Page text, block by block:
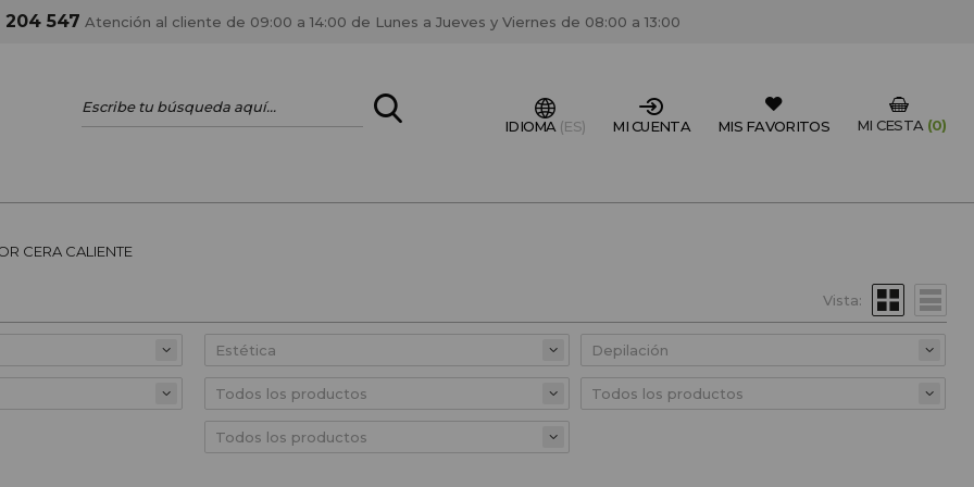
ENTRAR
estar al día en los
Si eres propietario de un centro de peluquería/estétca, puedes registrarte
como tal y disfrutar de descuentos y promociones exclusivas.
CREAR CUENTA PROFESIONAL
204 547 Atención al cliente de 09:00 a 14:00 de Lunes a Jueves y Viernes de 08:00 a 13:00
MI CESTA (0)
MIS FAVORITOS
MI CUENTA
IDIOMA (ES)
CERA CALIENTE
Vista: